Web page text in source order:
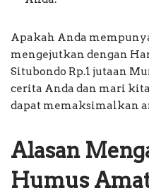
Apakah Anda
mengejutkan dengan
Situbondo Rp.1 jutaan
cerita Anda dan mari
dapat memaksimalkan
Alasan
Humus